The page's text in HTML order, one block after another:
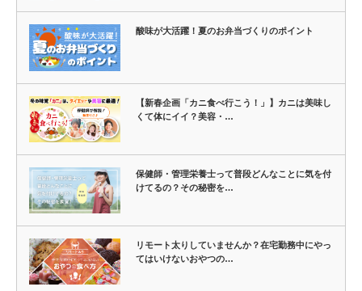
酸味が大活躍！夏のお弁当づくりのポイント
【新春企画「カニ食べ行こう！」】カニは美味し
くて体にイイ？美容・…
保健師・管理栄養士って普段どんなことに気を付
けてるの？その秘密を…
リモート太りしていませんか？在宅勤務中にやっ
てはいけないおやつの…